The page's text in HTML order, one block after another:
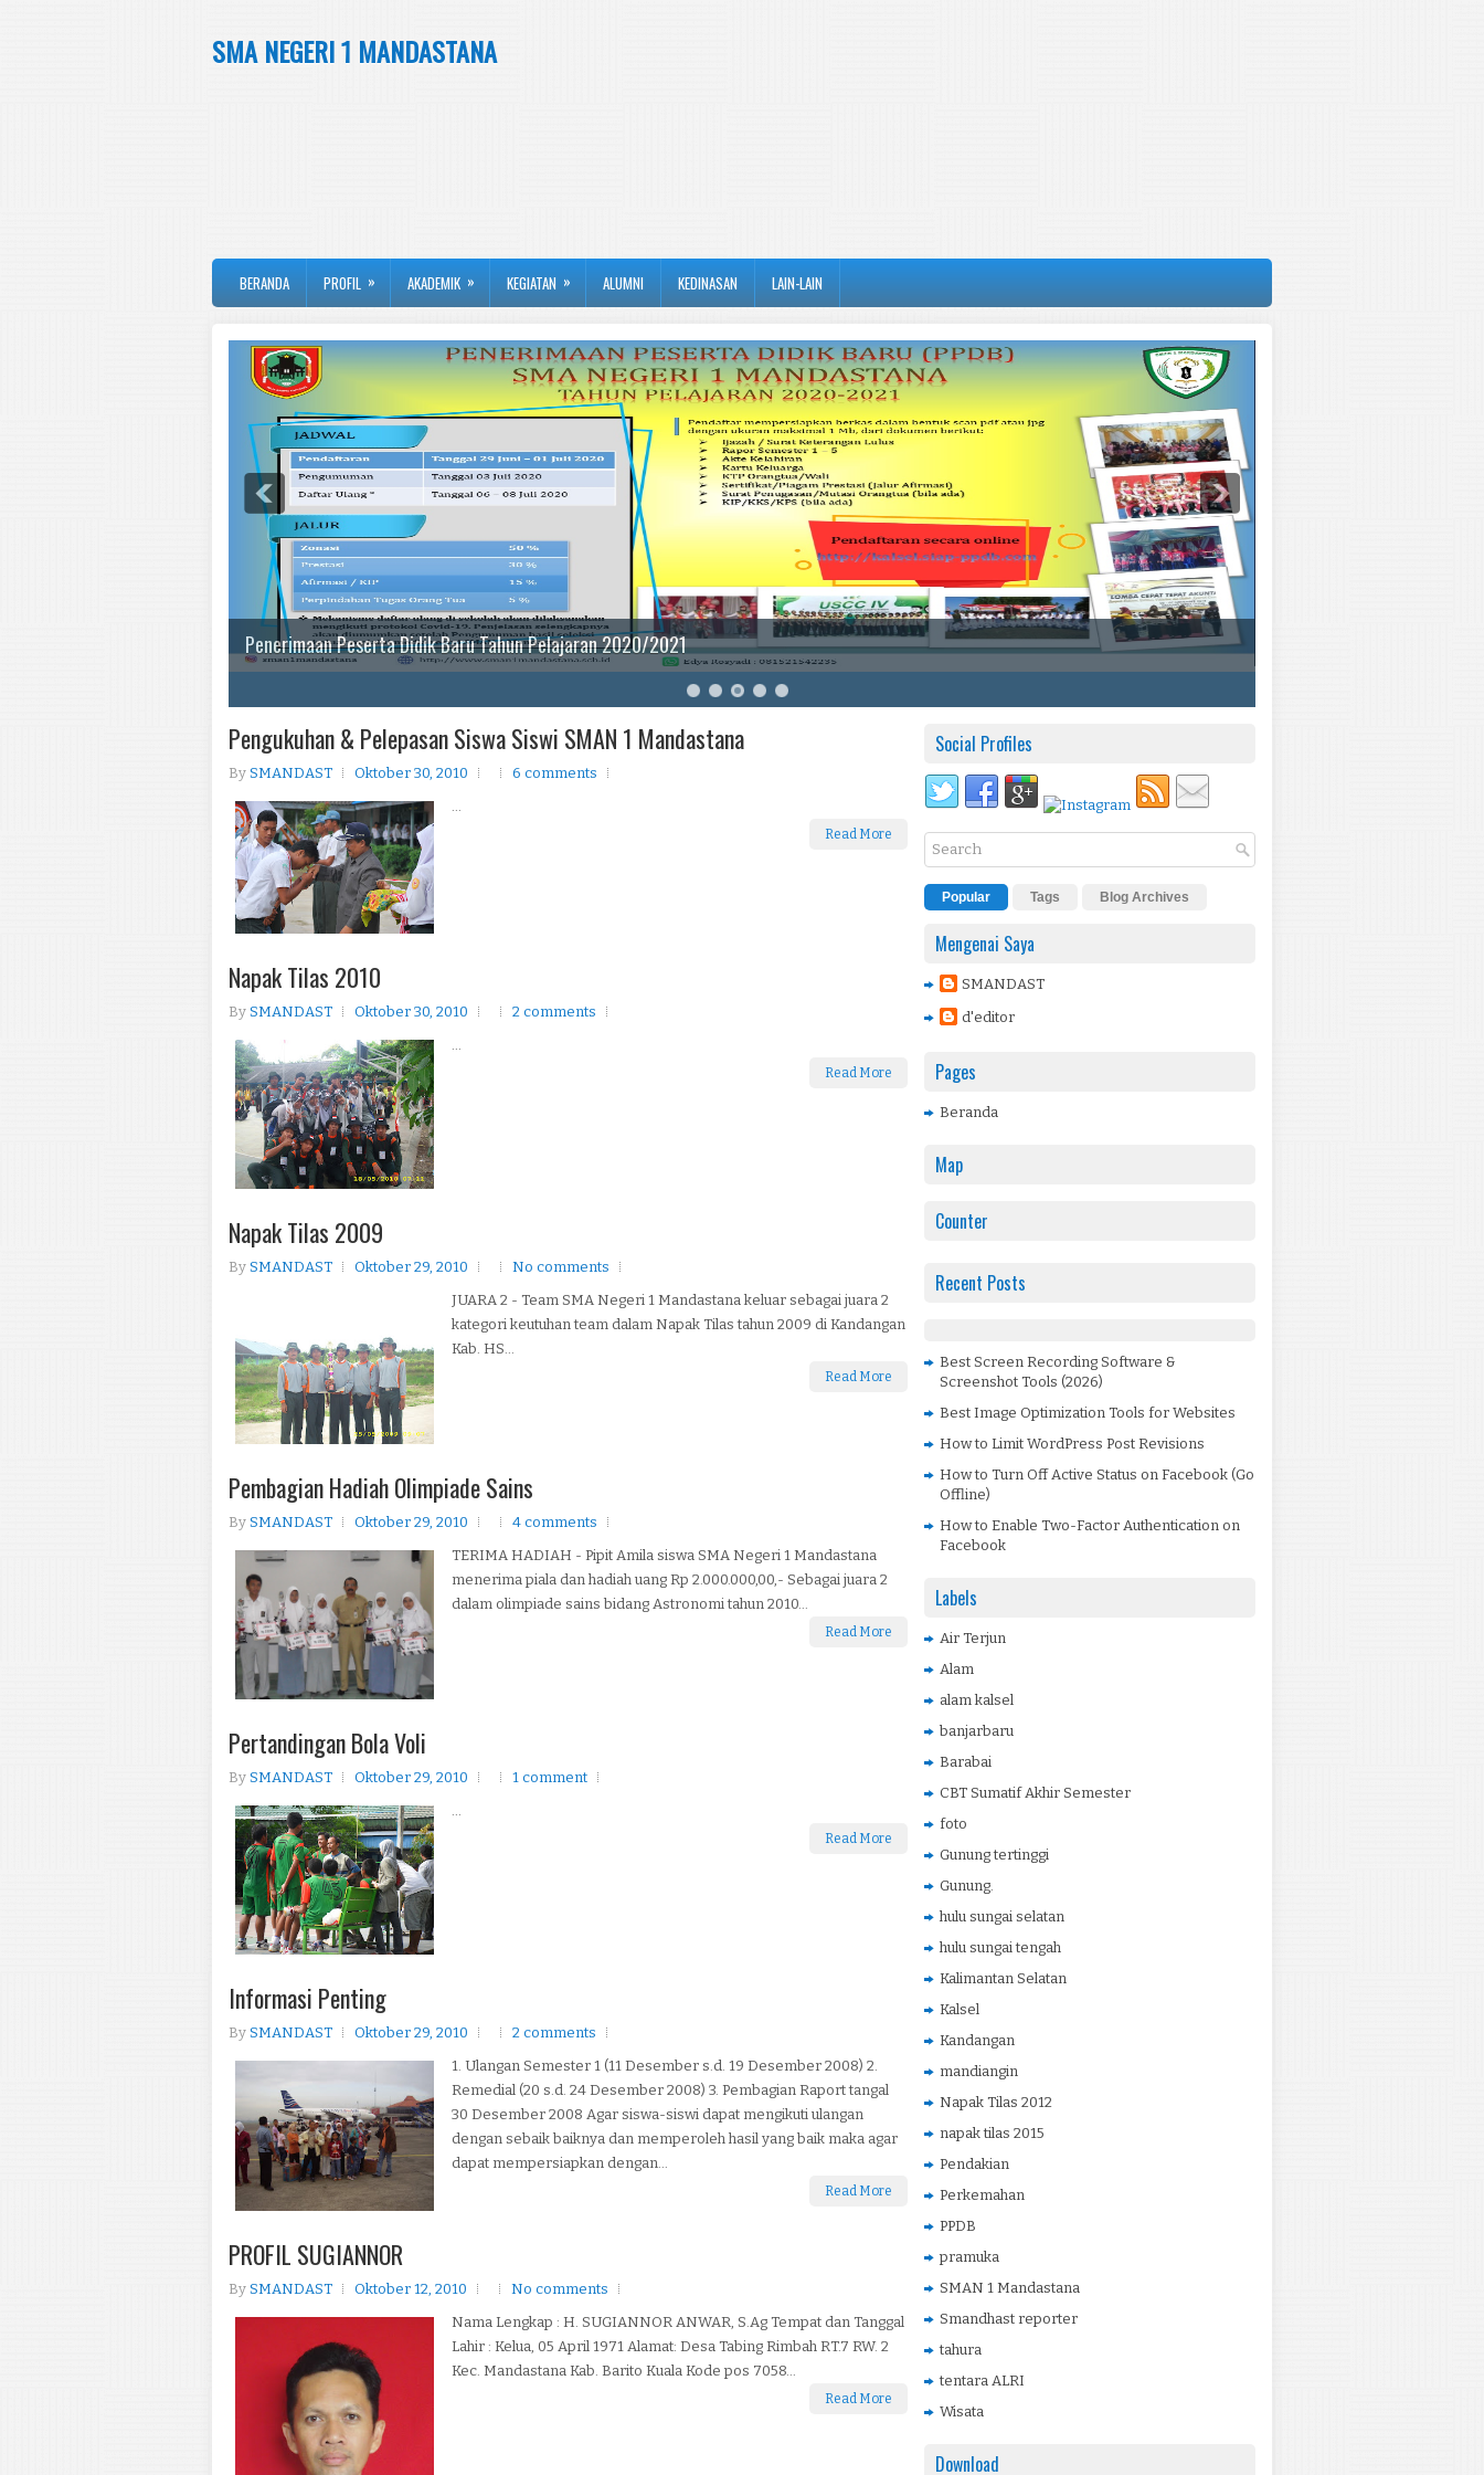
SMA NEGERI 1 MANDASTANA
BERANDA PROFIL » AKADEMIK » KEGIATAN » ALUMNI KEDINASAN LAIN-LAIN
Penerimaan Peserta Didik Baru Tahun Pelajaran 2020/2021
Pengukuhan & Pelepasan Siswa Siswi SMAN 1 Mandastana
By SMANDAST Oktober 30, 2010
6 comments
...
Read More
Napak Tilas 2010
By SMANDAST Oktober 30, 2010
2 comments
...
Read More
Napak Tilas 2009
By SMANDAST Oktober 29, 2010
No comments
JUARA 2 - Team SMA Negeri 1 Mandastana keluar sebagai juara 2
kategori keutuhan team dalam Napak Tilas tahun 2009 di Kandangan
Kab. HS...
Read More
Pembagian Hadiah Olimpiade Sains
By SMANDAST Oktober 29, 2010
4 comments
TERIMA HADIAH - Pipit Amila siswa SMA Negeri 1 Mandastana
menerima piala dan hadiah uang Rp 2.000.000,00,- Sebagai juara 2
dalam olimpiade sains bidang Astronomi tahun 2010...
Read More
Pertandingan Bola Voli
By SMANDAST Oktober 29, 2010
1 comment
...
Read More
Informasi Penting
By SMANDAST Oktober 29, 2010
2 comments
1. Ulangan Semester 1 (11 Desember s.d. 19 Desember 2008) 2.
Remedial (20 s.d. 24 Desember 2008) 3. Pembagian Raport tangal
30 Desember 2008 Agar siswa-siswi dapat mengikuti ulangan
dengan sebaik baiknya dan memperoleh hasil yang baik maka agar
dapat mempersiapkan dengan...
Read More
PROFIL SUGIANNOR
By SMANDAST Oktober 12, 2010
No comments
Nama Lengkap : H. SUGIANNOR ANWAR, S.Ag Tempat dan Tanggal
Lahir : Kelua, 05 April 1971 Alamat: Desa Tabing Rimbah RT.7 RW. 2
Kec. Mandastana Kab. Barito Kuala Kode pos 7058...
Read More
Social Profiles
Popular Tags Blog Archives
Mengenai Saya
SMANDAST
d'editor
Pages
Beranda
Map
Counter
Recent Posts
Best Screen Recording Software &
Screenshot Tools (2026)
Best Image Optimization Tools for Websites
How to Limit WordPress Post Revisions
How to Turn Off Active Status on Facebook (Go
Offline)
How to Enable Two-Factor Authentication on
Facebook
Labels
Air Terjun
Alam
alam kalsel
banjarbaru
Barabai
CBT Sumatif Akhir Semester
foto
Gunung tertinggi
Gunung.
hulu sungai selatan
hulu sungai tengah
Kalimantan Selatan
Kalsel
Kandangan
mandiangin
Napak Tilas 2012
napak tilas 2015
Pendakian
Perkemahan
PPDB
pramuka
SMAN 1 Mandastana
Smandhast reporter
tahura
tentara ALRI
Wisata
Download